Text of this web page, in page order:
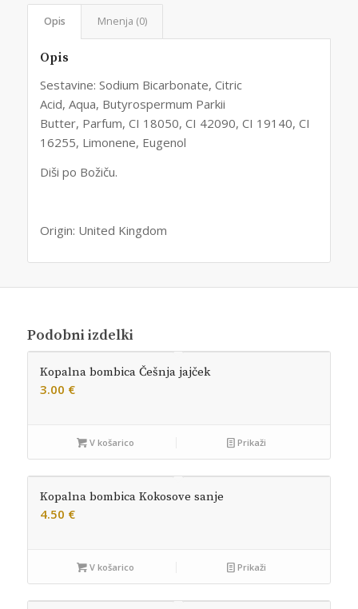
Opis Mnenja (0)
Opis
Sestavine: Sodium Bicarbonate, Citric
Acid, Aqua, Butyrospermum Parkii
Butter, Parfum, CI 18050, CI 42090, CI 19140, CI
16255, Limonene, Eugenol
Diši po Božiču.
Origin: United Kingdom
Podobni izdelki
Kopalna bombica Češnja jajček
3.00 €
V košarico Prikaži
Kopalna bombica Kokosove sanje
4.50 €
V košarico Prikaži